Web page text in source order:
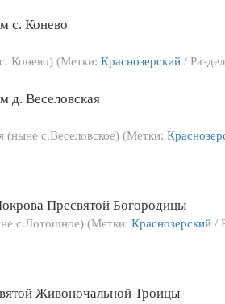
с. Конево
Конево) (Метки: Краснозерский /
д. Веселовская
(ныне с.Веселовское) (Метки:
Пресвятой Богородицы
с.Лотошное) (Метки: Краснозерский /
Живоночальной Троицы